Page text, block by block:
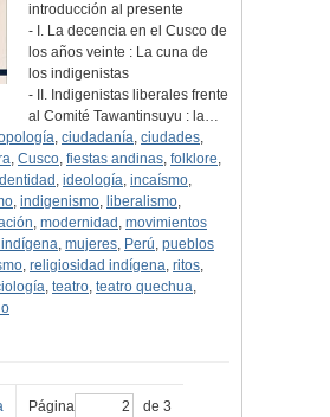
introducción al presente
- I. La decencia en el Cusco de
los años veinte : La cuna de
los indigenistas
- II. Indigenistas liberales frente
al Comité Tawantinsuyu : la…
, ciudadanía, ciudades,
, Cusco, fiestas andinas, folklore,
, ideología, incaísmo,
, indigenismo, liberalismo,
, modernidad , movimientos
, mujeres, Perú, pueblos
, religiosidad indígena, ritos,
, teatro, teatro quechua,
Página de 3